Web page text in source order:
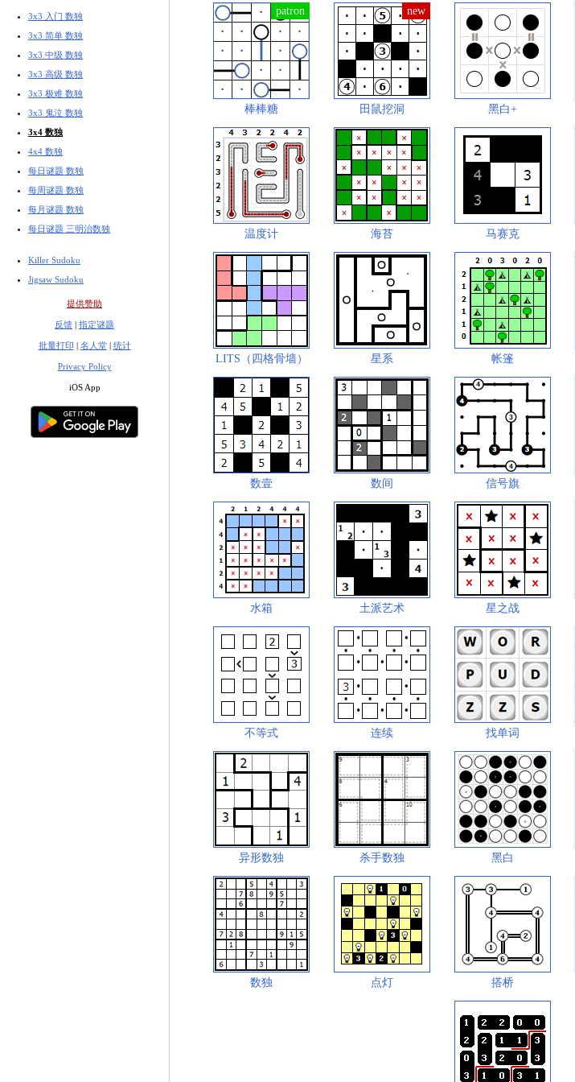
3x3 入门 数独
3x3 简单 数独
3x3 中级 数独
3x3 高级 数独
3x3 极难 数独
3x3 鬼泣 数独
3x4 数独
4x4 数独
每日谜题 数独
每周谜题 数独
每月谜题 数独
每日谜题 三明治数独
Killer Sudoku
Jigsaw Sudoku
提供赞助
反馈 | 指定谜题
批量打印 | 名人堂| 统计
Privacy Policy
iOS App
棒棒糖 田鼠挖洞 黑白+
温度计 海苔 马赛克
LITS（四格骨墙） 星系 帐篷
数壹 数间 信号旗
水箱 土派艺术 星之战
不等式 连续 找单词
异形数独 杀手数独 黑白
数独 点灯 搭桥